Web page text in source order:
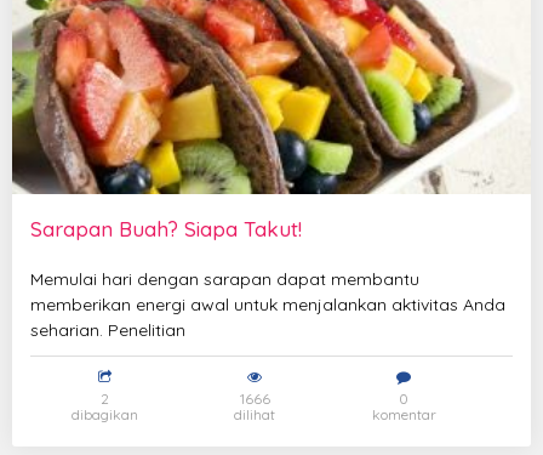
Sarapan Buah? Siapa Takut!
Memulai hari dengan sarapan dapat membantu
memberikan energi awal untuk menjalankan aktivitas Anda
seharian. Penelitian
2
dibagikan
1666
dilihat
0
komentar